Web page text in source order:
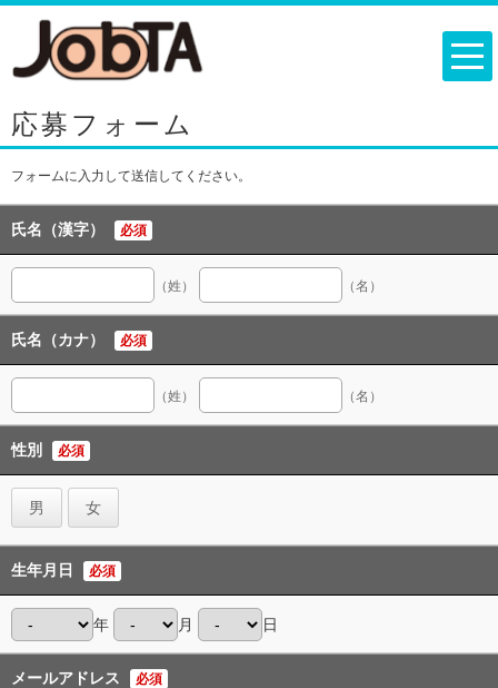
応募フォーム
フォームに入力して送信してください。
氏名（漢字） 必須
（姓） （名）
氏名（カナ） 必須
（姓） （名）
性別 必須
男 女
生年月日 必須
年 月 日
メールアドレス 必須